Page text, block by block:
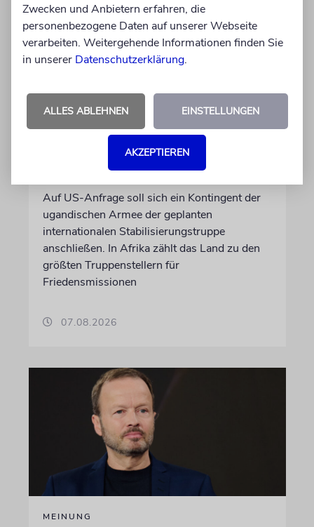
NAHOST
Ugandas Parlament billigt
Truppenentsendung nach
Auf US-Anfrage soll sich ein Kontingent der
ugandischen Armee der geplanten
internationalen Stabilisierungstruppe
anschließen. In Afrika zählt das Land zu den
größten Truppenstellern für
Friedensmissionen
07.08.2026
MEINUNG
Zwecken und Anbietern erfahren, die
personenbezogene Daten auf unserer Webseite
verarbeiten. Weitergehende Informationen finden Sie
in unserer Datenschutzerklärung.
ALLES ABLEHNEN EINSTELLUNGEN
AKZEPTIEREN